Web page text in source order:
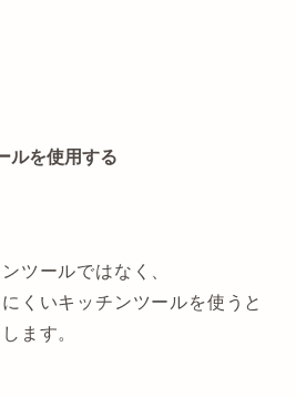
ルを使用する
ツールではなく、
くいキッチンツールを使うと
ます。